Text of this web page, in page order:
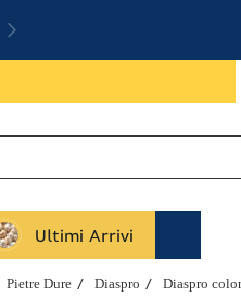
Ultimi Arrivi
Pietre Dure Diaspro Diaspro